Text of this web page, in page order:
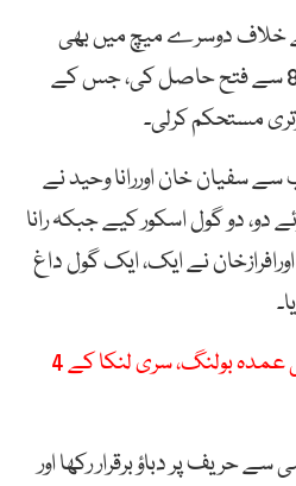
خلاف دوسرے میچ میں بھی
یکطرفہ مقابلے کے بعد 0-8 سے فتح حاصل کی، جس کے
مستحکم کرلی۔
سفیان خان اوررانا وحید نے
دو گول اسکور کیے جبکہ رانا
نے ایک، ایک گول داغ
دوسرا ون ڈے : پاکستان کی عمدہ بولنگ، سری لنکا کے 4
حریف پر دباؤ برقرار رکھا اور